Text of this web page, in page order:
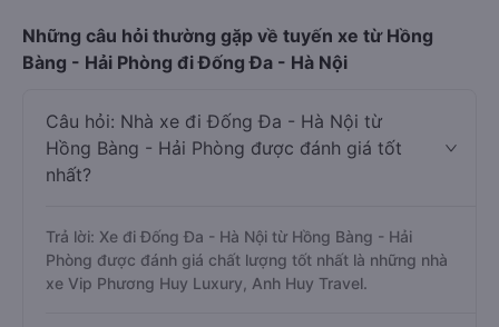
Những câu hỏi thường gặp về tuyến xe từ Hồng
Bàng - Hải Phòng đi Đống Đa - Hà Nội
Câu hỏi: Nhà xe đi Đống Đa - Hà Nội từ
Hồng Bàng - Hải Phòng được đánh giá tốt
nhất?
Trả lời: Xe đi Đống Đa - Hà Nội từ Hồng Bàng - Hải
Phòng được đánh giá chất lượng tốt nhất là những nhà
xe Vip Phương Huy Luxury, Anh Huy Travel.